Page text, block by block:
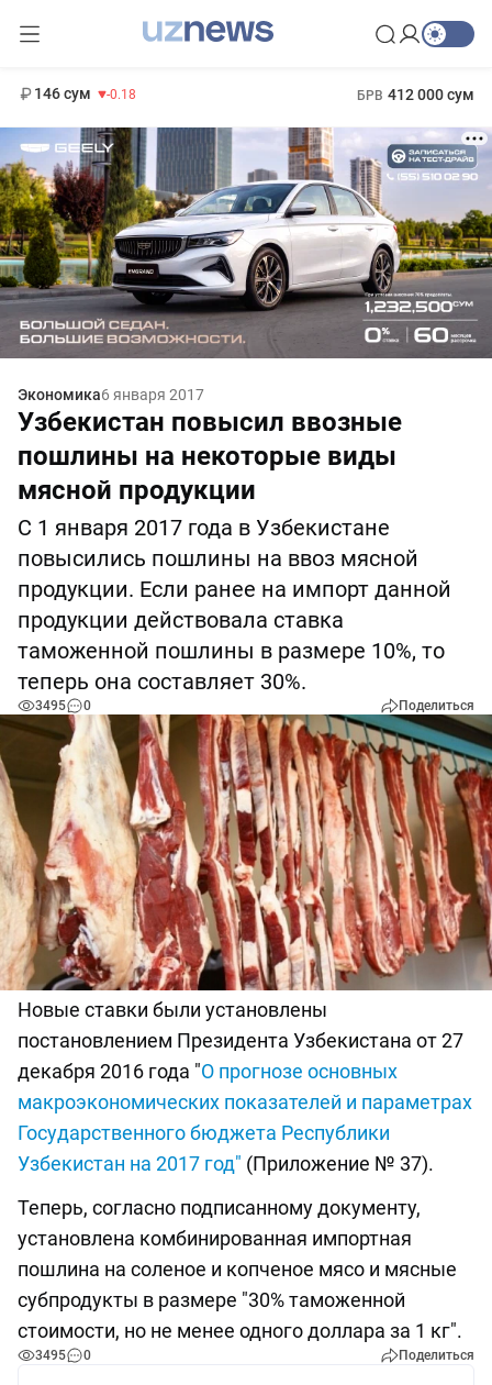
146 сум -0.18 БРВ 412 000 сум
Экономика6 января 2017
Узбекистан повысил ввозные
пошлины на некоторые виды
мясной продукции
С 1 января 2017 года в Узбекистане
повысились пошлины на ввоз мясной
продукции. Если ранее на импорт данной
продукции действовала ставка
таможенной пошлины в размере 10%, то
теперь она составляет 30%.
3495 0 Поделиться
Новые ставки были установлены
постановлением Президента Узбекистана от 27
декабря 2016 года "О прогнозе основных
макроэкономических показателей и параметрах
Государственного бюджета Республики
Узбекистан на 2017 год" (Приложение № 37).
Теперь, согласно подписанному документу,
установлена комбинированная импортная
пошлина на соленое и копченое мясо и мясные
субпродукты в размере "30% таможенной
стоимости, но не менее одного доллара за 1 кг".
3495 0 Поделиться